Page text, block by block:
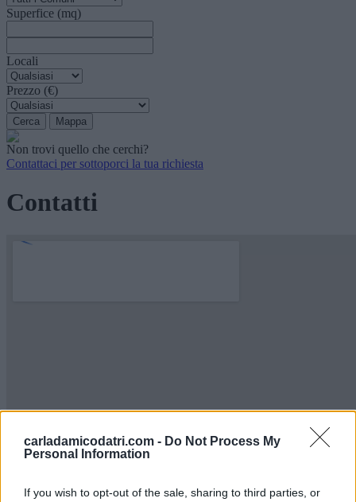
carladamicodatri.com - Do Not Process My
Personal Information
If you wish to opt-out of the sale, sharing to third parties, or
Superfice (mq)
Locali
Prezzo (€)
Non trovi quello che cerchi?
Contattaci per sottoporci la tua richiesta
Contatti